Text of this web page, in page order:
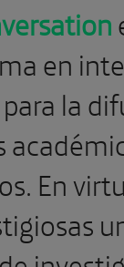
en
la
En